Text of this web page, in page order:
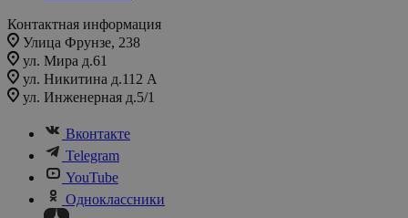
Контактная информация
Улица Фрунзе, 238​
ул. Мира д.61
ул. Никитина д.112 А
ул. Инженерная д.5/1
Вконтакте
Telegram
YouTube
Одноклассники